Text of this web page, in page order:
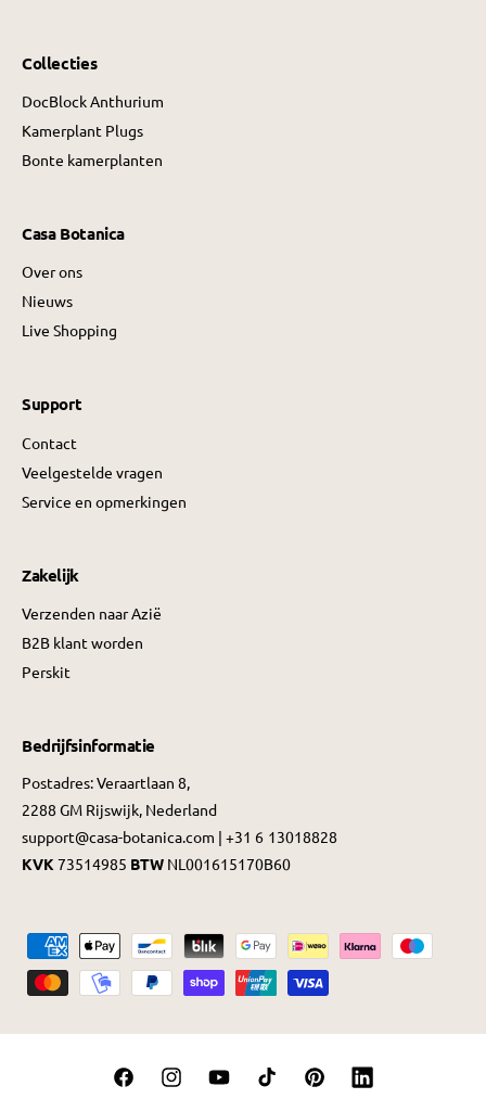
Collecties
DocBlock Anthurium
Kamerplant Plugs
Bonte kamerplanten
Casa Botanica
Over ons
Nieuws
Live Shopping
Support
Contact
Veelgestelde vragen
Service en opmerkingen
Zakelijk
Verzenden naar Azië
B2B klant worden
Perskit
Bedrijfsinformatie
Postadres: Veraartlaan 8,
2288 GM Rijswijk, Nederland
support@casa-botanica.com | +31 6 13018828
KVK73514985 BTW NL001615170B60
e
a
F I Y T P L